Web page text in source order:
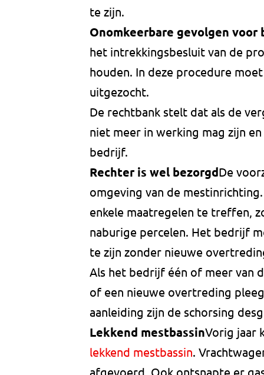
te zijn.
Onomkeerbare gevolgen voor
het intrekkingsbesluit van de
houden. In deze procedure
uitgezocht.
De rechtbank stelt dat als de
niet meer in werking mag zijn
bedrijf.
Rechter is wel bezorgdDe
omgeving van de
enkele maatregelen te treffen,
naburige percelen. Het bedrijf
te zijn zonder nieuwe
Als het bedrijf één of meer van
of een nieuwe overtreding
aanleiding zijn de schorsing
Lekkend mestbassinVorig jaar
lekkend mestbassin.
afgevoerd. Ook ontsnapte er